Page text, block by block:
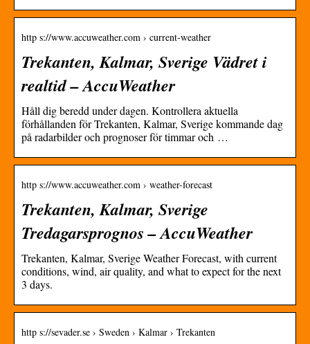
http s://www.accuweather.com › current-weather
Trekanten, Kalmar, Sverige Vädret i
realtid – AccuWeather
Håll dig beredd under dagen. Kontrollera aktuella
förhållanden för Trekanten, Kalmar, Sverige kommande dag
på radarbilder och prognoser för timmar och …
http s://www.accuweather.com › weather-forecast
Trekanten, Kalmar, Sverige
Tredagarsprognos – AccuWeather
Trekanten, Kalmar, Sverige Weather Forecast, with current
conditions, wind, air quality, and what to expect for the next
3 days.
http s://sevader.se › Sweden › Kalmar › Trekanten